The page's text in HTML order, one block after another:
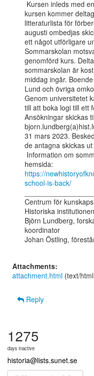
kursen kommer
litteraturlista för
augusti ombedjas
ett något utförligare
Sommarskolan
genomförd kurs.
sommarskolan är
middag ingår.
Lund och övriga
Genom universitetet
till att boka logi till ett
Ansökningar skickas
31 mars 2023.
de antagna skickas
https://
school-is-back/
Centrum för
Historiska
Björn Lundberg,
koordinator
Johan Östling,
Attachments:
attachment.html (text/
Reply
1275
days inactive
historia@lists.sunet.se